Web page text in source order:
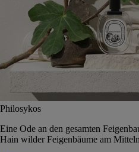
Philosykos
Eine Ode an den gesamten
Hain wilder Feigenbäume am